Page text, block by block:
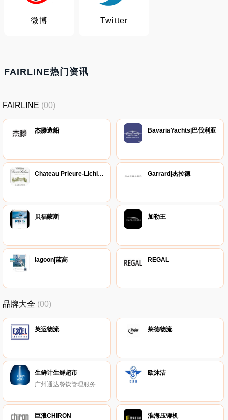
微博 Twitter
FAIRLINE热门资讯
FAIRLINE (00)
杰滕造船 BavariaYachts|巴伐利亚
Chateau Prieure-Lichine|荔仙庄园 Garrard|杰拉德
贝福蒙斯 加勒王
lagoon|蓝高 REGAL
品牌大全 (00)
英运物流 莱德物流
生鲜计生鲜超市
广州通达餐饮管理服务有限公司
欧沐洁
巨浪CHIRON
淮海压铸机